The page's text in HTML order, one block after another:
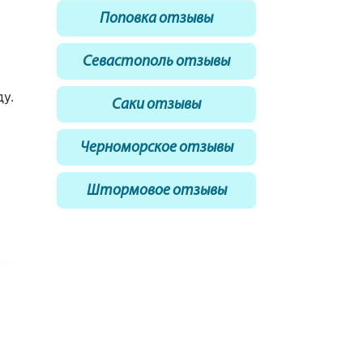
Поповка отзывы
Севастополь отзывы
Саки отзывы
Черноморское отзывы
Штормовое отзывы